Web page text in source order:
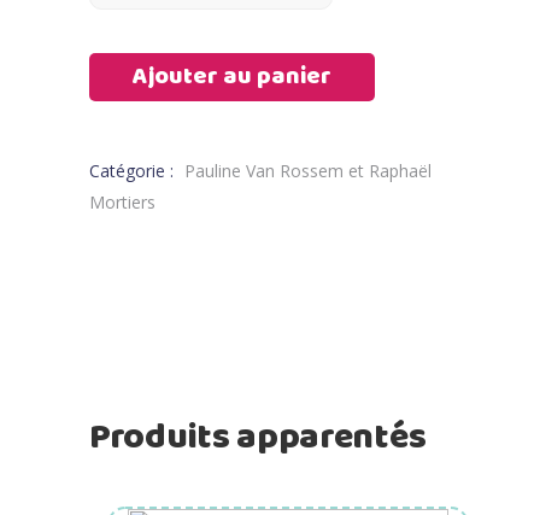
Ajouter au panier
Catégorie :
Pauline Van Rossem et Raphaël
Mortiers
Produits apparentés